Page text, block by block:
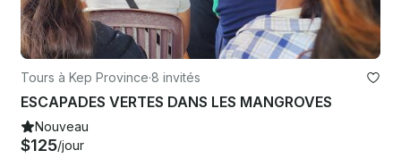
Tours à Kep Province·8 invités
ESCAPADES VERTES DANS LES MANGROVES
Nouveau
$125/jour